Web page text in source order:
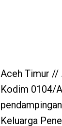
Aceh Timur //
Kodim 0104/
Keluarga